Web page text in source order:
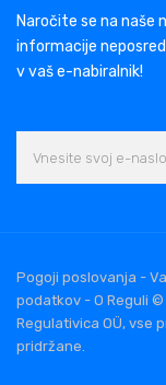
Naročite se na naše
informacije
v vaš e-nabiralnik!
Pogoji poslovanja -
podatkov - O Reguli ©
Regulativica OÜ, vse
pridržane.